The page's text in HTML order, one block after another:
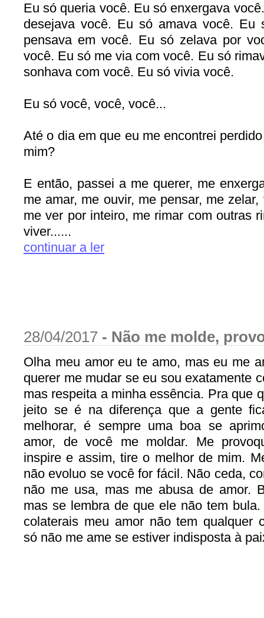
Eu só queria você. Eu só enxergava
desejava você. Eu só amava você. Eu
pensava em você. Eu só zelava por
você. Eu só me via com você. Eu só
sonhava com você. Eu só vivia você.
Eu só você, você, você...
Até o dia em que eu me encontrei
mim?
E então, passei a me querer, me
me amar, me ouvir, me pensar, me
me ver por inteiro, me rimar com outras
viver......
continuar a ler
28/04/2017 - Não me molde,
Olha meu amor eu te amo, mas eu me
querer me mudar se eu sou exatamente
mas respeita a minha essência. Pra que
jeito se é na diferença que a gente
melhorar, é sempre uma boa se
amor, de você me moldar. Me
inspire e assim, tire o melhor de mim.
não evoluo se você for fácil. Não ceda,
não me usa, mas me abusa de amor.
mas se lembra de que ele não tem
colaterais meu amor não tem qualquer
só não me ame se estiver indisposta à